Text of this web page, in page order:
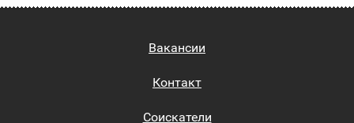
Вакансии
Контакт
Соискатели